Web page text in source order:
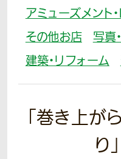
アミューズメント
その他お店
写真
建築・リフォーム
「巻き上が
り